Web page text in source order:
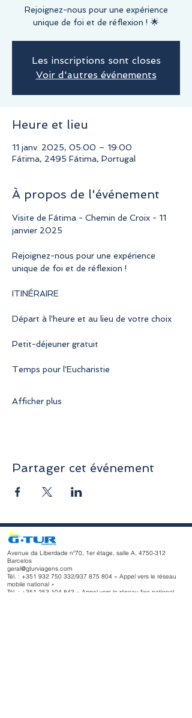
Rejoignez-nous pour une expérience
unique de foi et de réflexion ! 🌟
Les inscriptions sont closes
Voir d'autres événements
Heure et lieu
11 janv. 2025, 05:00 – 19:00
Fátima, 2495 Fátima, Portugal
À propos de l'événement
Visite de Fátima - Chemin de Croix - 11
janvier 2025
Rejoignez-nous pour une expérience
unique de foi et de réflexion !
ITINÉRAIRE
Départ à l'heure et au lieu de votre choix
Petit-déjeuner gratuit
Temps pour l'Eucharistie
Afficher plus
Partager cet événement
Avenue da Liberdade nº70, 1er étage, salle A, 4750-312
Barcelos
geral@gturviagens.com
Tél. : +351 932 750 332/937 875 804 « Appel vers le réseau
mobile national »
Tél. : +351 253 104 843 « Appel vers le réseau fixe national